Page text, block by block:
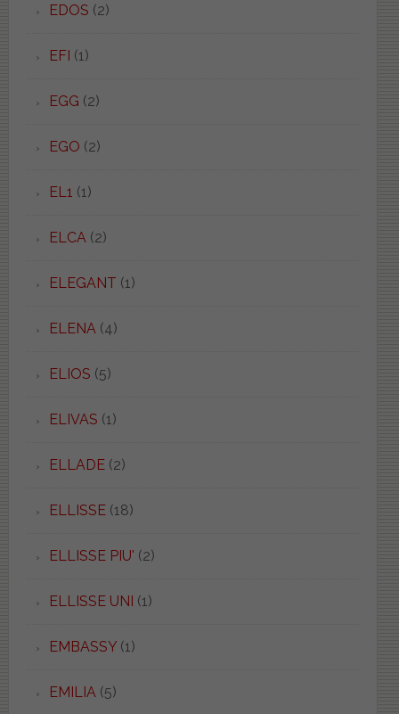
EDOS (2)
EFI (1)
EGG (2)
EGO (2)
EL1 (1)
ELCA (2)
ELEGANT (1)
ELENA (4)
ELIOS (5)
ELIVAS (1)
ELLADE(2)
ELLISSE(18)
ELLISSE PIU' (2)
ELLISSE UNI (1)
EMBASSY(1)
EMILIA (5)